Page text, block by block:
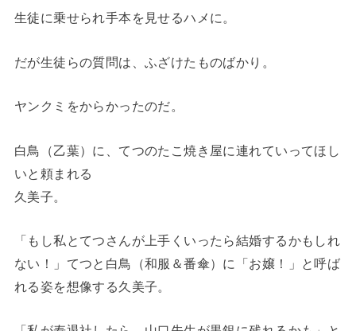
生徒に乗せられ手本を見せるハメに。
だが生徒らの質問は、ふざけたものばかり。
ヤンクミをからかったのだ。
白鳥（乙葉）に、てつのたこ焼き屋に連れていってほし
いと頼まれる
久美子。
「もし私とてつさんが上手くいったら結婚するかもしれ
ない！」てつと白鳥（和服＆番傘）に「お嬢！」と呼ば
れる姿を想像する久美子。